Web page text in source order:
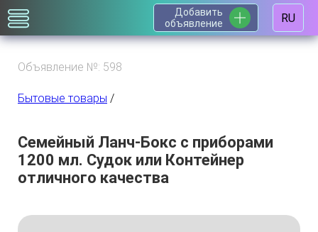
Добавить
объявление
RU
Объявление №: 598
Бытовые товары /
Семейный Ланч-Бокс с приборами
1200 мл. Судок или Контейнер
отличного качества